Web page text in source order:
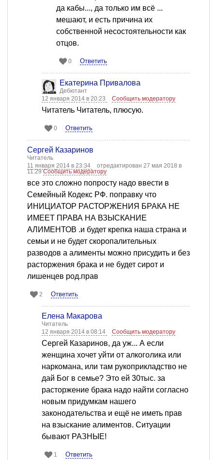
да кабы..., да только им всё ...
мешают, и есть причина их
собственной несостоятельности как
отцов.
0 Ответить
Екатерина Привалова
Дебютант
12 января 2014 в 20:23
Сообщить модератору
Читатель Читатель, плюсую.
0 Ответить
Сергей Казаринов
Читатель
11 января 2014 в 23:34
отредактирован 27 мая 2018 в
11:29Сообщить модератору
все это сложно попросту надо ввести в
Семейный Кодекс РФ. поправку что
ИНИЦИАТОР РАСТОРЖЕНИЯ БРАКА НЕ
ИМЕЕТ ПРАВА НА ВЗЫСКАНИЕ
АЛИМЕНТОВ .и будет крепка наша страна и
семьи и не будет скоропалительных
разводов а алименты можно присудить и без
расторжения брака и не будет сирот и
лишенцев род.прав
2 Ответить
Елена Макарова
Читатель
12 января 2014 в 08:14
Сообщить модератору
Сергей Казаринов, да уж... А если
женщина хочет уйти от алкоголика или
наркомана, или там рукоприкладство не
дай Бог в семье? Это ей 30тыс. за
расторжение брака надо найти согласно
новым придумкам нашего
законодательства и ещё не иметь прав
на взыскание алиментов. Ситуации
бывают РАЗНЫЕ!
1 Ответить